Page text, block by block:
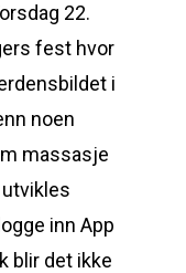
22.
fest hvor
i
noen
massasje
inn App
blir det ikke